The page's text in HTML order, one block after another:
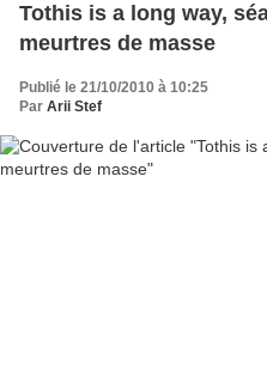
Tothis is a long way,
meurtres de masse
Publié le 21/10/2010 à 10:25
Par Arii Stef